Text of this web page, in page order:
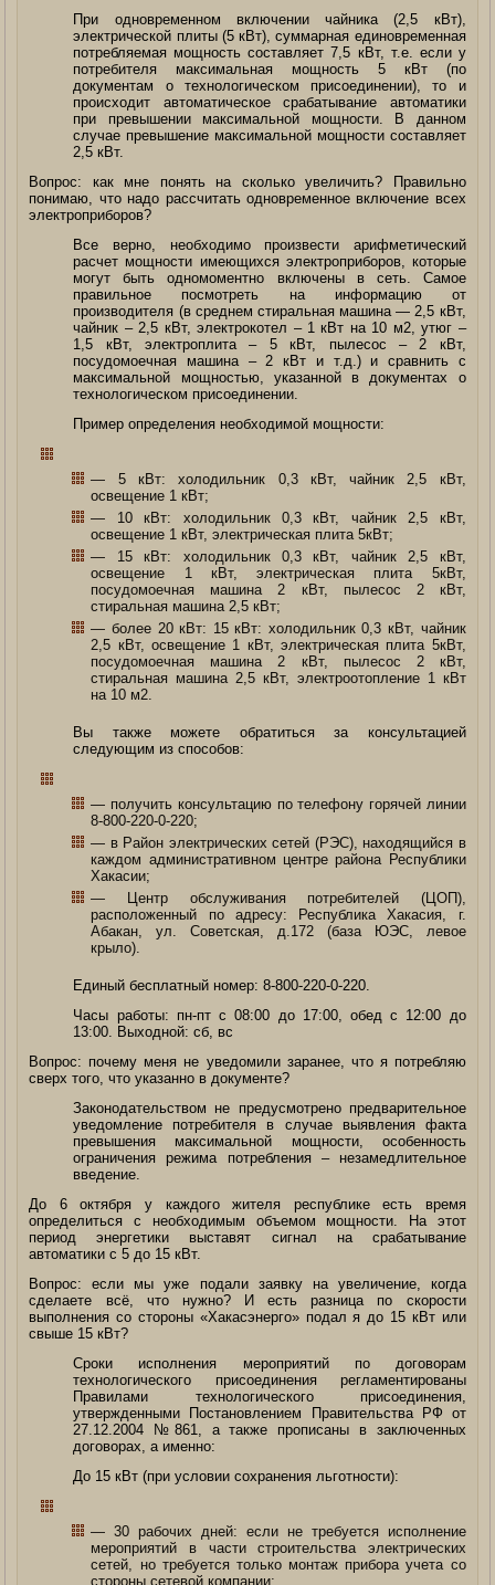
При одновременном включении чайника (2,5 кВт),
электрической плиты (5 кВт), суммарная единовременная
потребляемая мощность составляет 7,5 кВт, т.е. если у
потребителя максимальная мощность 5 кВт (по
документам о технологическом присоединении), то и
происходит автоматическое срабатывание автоматики
при превышении максимальной мощности. В данном
случае превышение максимальной мощности составляет
2,5 кВт.
Вопрос: как мне понять на сколько увеличить? Правильно
понимаю, что надо рассчитать одновременное включение всех
электроприборов?
Все верно, необходимо произвести арифметический
расчет мощности имеющихся электроприборов, которые
могут быть одномоментно включены в сеть. Самое
правильное посмотреть на информацию от
производителя (в среднем стиральная машина — 2,5 кВт,
чайник – 2,5 кВт, электрокотел – 1 кВт на 10 м2, утюг –
1,5 кВт, электроплита – 5 кВт, пылесос – 2 кВт,
посудомоечная машина – 2 кВт и т.д.) и сравнить с
максимальной мощностью, указанной в документах о
технологическом присоединении.
Пример определения необходимой мощности:
— 5 кВт: холодильник 0,3 кВт, чайник 2,5 кВт,
освещение 1 кВт;
— 10 кВт: холодильник 0,3 кВт, чайник 2,5 кВт,
освещение 1 кВт, электрическая плита 5кВт;
— 15 кВт: холодильник 0,3 кВт, чайник 2,5 кВт,
освещение 1 кВт, электрическая плита 5кВт,
посудомоечная машина 2 кВт, пылесос 2 кВт,
стиральная машина 2,5 кВт;
— более 20 кВт: 15 кВт: холодильник 0,3 кВт, чайник
2,5 кВт, освещение 1 кВт, электрическая плита 5кВт,
посудомоечная машина 2 кВт, пылесос 2 кВт,
стиральная машина 2,5 кВт, электроотопление 1 кВт
на 10 м2.
Вы также можете обратиться за консультацией
следующим из способов:
— получить консультацию по телефону горячей линии
8-800-220-0-220;
— в Район электрических сетей (РЭС), находящийся в
каждом административном центре района Республики
Хакасии;
— Центр обслуживания потребителей (ЦОП),
расположенный по адресу: Республика Хакасия, г.
Абакан, ул. Советская, д.172 (база ЮЭС, левое
крыло).
Единый бесплатный номер: 8-800-220-0-220.
Часы работы: пн-пт с 08:00 до 17:00, обед c 12:00 до
13:00. Выходной: сб, вс
Вопрос: почему меня не уведомили заранее, что я потребляю
сверх того, что указанно в документе?
Законодательством не предусмотрено предварительное
уведомление потребителя в случае выявления факта
превышения максимальной мощности, особенность
ограничения режима потребления – незамедлительное
введение.
До 6 октября у каждого жителя республике есть время
определиться с необходимым объемом мощности. На этот
период энергетики выставят сигнал на срабатывание
автоматики с 5 до 15 кВт.
Вопрос: если мы уже подали заявку на увеличение, когда
сделаете всё, что нужно? И есть разница по скорости
выполнения со стороны «Хакасэнерго» подал я до 15 кВт или
свыше 15 кВт?
Сроки исполнения мероприятий по договорам
технологического присоединения регламентированы
Правилами технологического присоединения,
утвержденными Постановлением Правительства РФ от
27.12.2004 №861, а также прописаны в заключенных
договорах, а именно:
До 15 кВт (при условии сохранения льготности):
— 30 рабочих дней: если не требуется исполнение
мероприятий в части строительства электрических
сетей, но требуется только монтаж прибора учета со
стороны сетевой компании;